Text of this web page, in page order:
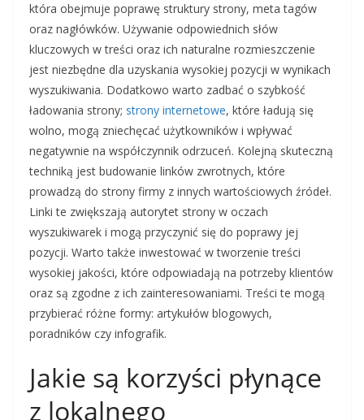
która obejmuje poprawę struktury strony, meta tagów
oraz nagłówków. Używanie odpowiednich słów
kluczowych w treści oraz ich naturalne rozmieszczenie
jest niezbędne dla uzyskania wysokiej pozycji w wynikach
wyszukiwania. Dodatkowo warto zadbać o szybkość
ładowania strony; strony internetowe, które ładują się
wolno, mogą zniechęcać użytkowników i wpływać
negatywnie na współczynnik odrzuceń. Kolejną skuteczną
techniką jest budowanie linków zwrotnych, które
prowadzą do strony firmy z innych wartościowych źródeł.
Linki te zwiększają autorytet strony w oczach
wyszukiwarek i mogą przyczynić się do poprawy jej
pozycji. Warto także inwestować w tworzenie treści
wysokiej jakości, które odpowiadają na potrzeby klientów
oraz są zgodne z ich zainteresowaniami. Treści te mogą
przybierać różne formy: artykułów blogowych,
poradników czy infografik.
Jakie są korzyści płynące
z lokalnego